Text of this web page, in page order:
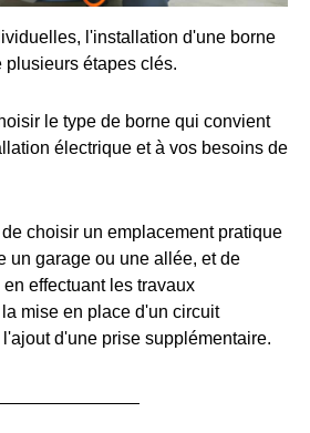
l'installation d'une borne
étapes clés.
le type de borne qui convient
électrique et à vos besoins de
choisir un emplacement pratique
un garage ou une allée, et de
effectuant les travaux
mise en place d'un circuit
d'une prise supplémentaire.